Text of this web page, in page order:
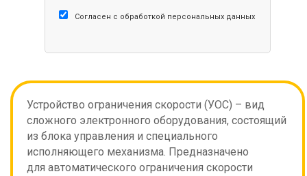
Согласен с обработкой персональных данных
Устройство ограничения скорости (УОС) – вид
сложного электронного оборудования, состоящий
из блока управления и специального
исполняющего механизма. Предназначено
для автоматического ограничения скорости